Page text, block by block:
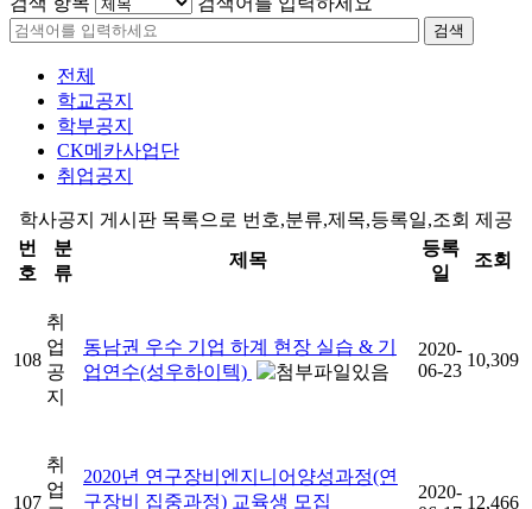
검색
전체
학교공지
학부공지
CK메카사업단
취업공지
학사공지 게시판 목록으로 번호,분류,제목,등록일,조회 제공
번
호
분
류
제목
등록
일
조회
108
취
업
공
지
동남권 우수 기업 하계 현장 실습 & 기
업연수(성우하이텍)
2020-
06-23
10,309
107
취
업
2020년 연구장비엔지니어양성과정(연
구장비 집중과정) 교육생 모집
2020-
12,466